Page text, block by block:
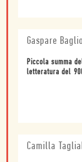
Gaspare Baglio
Piccola summa
letteratura del
Camilla